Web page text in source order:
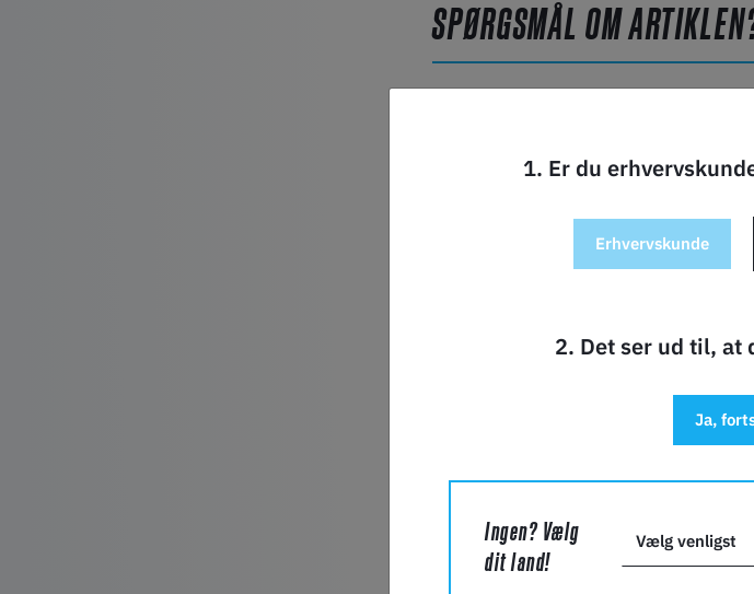
SPØRGSMÅL OM
Besked*
1. Er du
Erhvervskunde
2. Det ser ud til, at
Ja,
Ingen? Vælg
dit land!